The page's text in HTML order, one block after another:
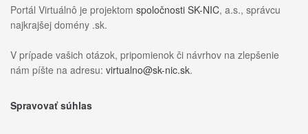
Portál Virtuálnô je projektom spoločnosti SK-NIC, a.s., správcu
najkrajšej domény .sk.
V prípade vašich otázok, pripomienok či návrhov na zlepšenie
nám píšte na adresu: virtualno@sk-nic.sk.
Spravovať súhlas